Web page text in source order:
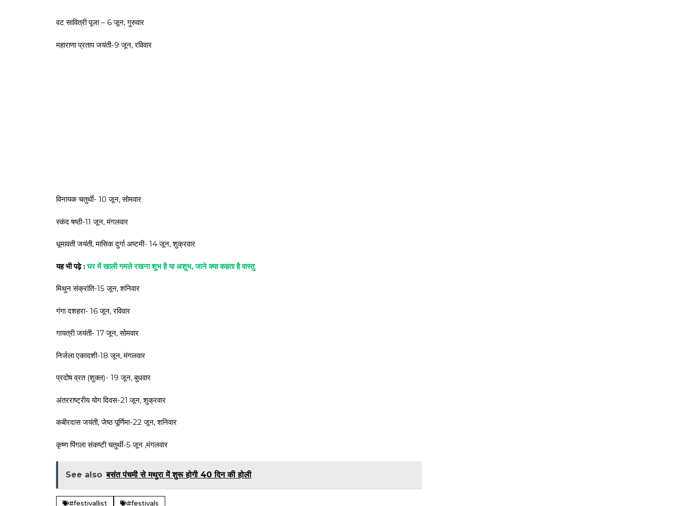
वट सावित्री पूजा – 6 जून, गुरुवार
महाराणा प्रताप जयंती-9 जून, रविवार
विनायक चतुर्थी- 10 जून, सोमवार
स्कंद षष्ठी-11 जून, मंगलवार
धूमावती जयंती, मासिक दुर्गा अष्टमी- 14 जून, शुक्रवार
यह भी पढ़े :घर में खाली गमले रखना शुभ है या अशुभ, जाने क्या कहता है वास्तु
मिथुन संक्रांति-15 जून, शनिवार
गंगा दशहरा- 16 जून, रविवार
गायत्री जयंती- 17 जून, सोमवार
निर्जला एकादशी-18 जून, मंगलवार
प्रदोष व्रत (शुक्ल)- 19 जून, बुधवार
अंतरराष्ट्रीय योग दिवस-21 जून, शुक्रवार
कबीरदास जयंती, जेष्ठ पूर्णिमा-22 जून, शनिवार
कृष्ण पिंगला संकष्टी चतुर्थी-5 जून ,मंगलवार
See also बसंत पंचमी से मथुरा में शुरू होगी 40 दिन की होली
#festivallist #festivals